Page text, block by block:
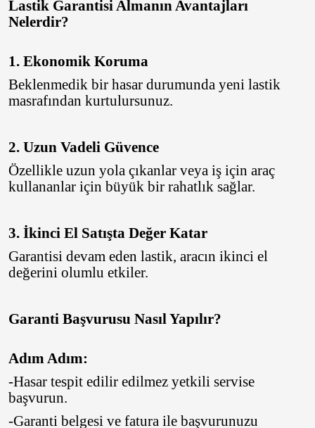
Lastik Garantisi Almanın Avantajları
Nelerdir?
1. Ekonomik Koruma
Beklenmedik bir hasar durumunda yeni lastik
masrafından kurtulursunuz.
2. Uzun Vadeli Güvence
Özellikle uzun yola çıkanlar veya iş için araç
kullananlar için büyük bir rahatlık sağlar.
3. İkinci El Satışta Değer Katar
Garantisi devam eden lastik, aracın ikinci el
değerini olumlu etkiler.
Garanti Başvurusu Nasıl Yapılır?
Adım Adım:
-Hasar tespit edilir edilmez yetkili servise
başvurun.
-Garanti belgesi ve fatura ile başvurunuzu
Özka
Pirelli
Powcan
RC
Riken
Sava
Starmaxx
Tatko
Waterfall
Yokohoma